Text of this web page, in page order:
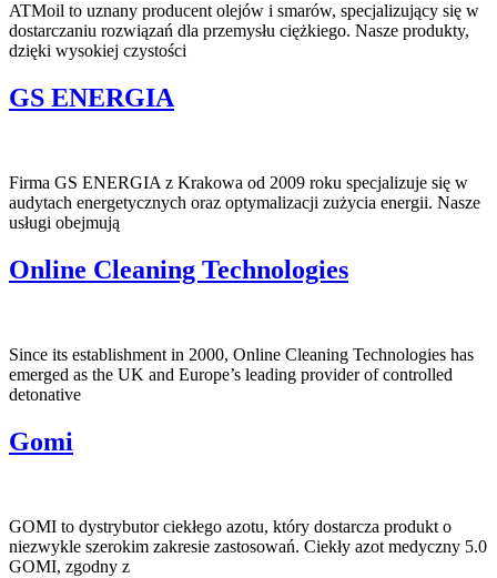
ATMoil to uznany producent olejów i smarów, specjalizujący się w
dostarczaniu rozwiązań dla przemysłu ciężkiego. Nasze produkty,
dzięki wysokiej czystości
GS ENERGIA
Firma GS ENERGIA z Krakowa od 2009 roku specjalizuje się w
audytach energetycznych oraz optymalizacji zużycia energii. Nasze
usługi obejmują
Online Cleaning Technologies
Since its establishment in 2000, Online Cleaning Technologies has
emerged as the UK and Europe’s leading provider of controlled
detonative
Gomi
GOMI to dystrybutor ciekłego azotu, który dostarcza produkt o
niezwykle szerokim zakresie zastosowań. Ciekły azot medyczny 5.0
GOMI, zgodny z